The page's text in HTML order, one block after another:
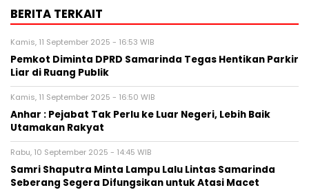
BERITA TERKAIT
Kamis, 11 September 2025 - 16:53 WIB
Pemkot Diminta DPRD Samarinda Tegas Hentikan Parkir
Liar di Ruang Publik
Kamis, 11 September 2025 - 16:50 WIB
Anhar : Pejabat Tak Perlu ke Luar Negeri, Lebih Baik
Utamakan Rakyat
Rabu, 10 September 2025 - 14:45 WIB
Samri Shaputra Minta Lampu Lalu Lintas Samarinda
Seberang Segera Difungsikan untuk Atasi Macet